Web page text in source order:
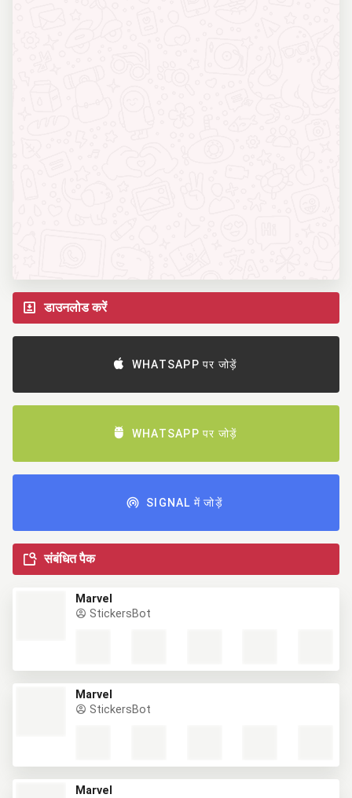
डाउनलोड करें
WHATSAPP पर जोड़ें
WHATSAPP पर जोड़ें
SIGNAL में जोड़ें
संबंधित पैक
Marvel
StickersBot
Marvel
StickersBot
Marvel